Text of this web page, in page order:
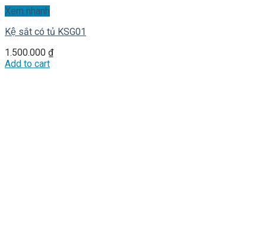
Xem nhanh
Kệ sắt có tủ KSG01
1.500.000 ₫
Add to cart